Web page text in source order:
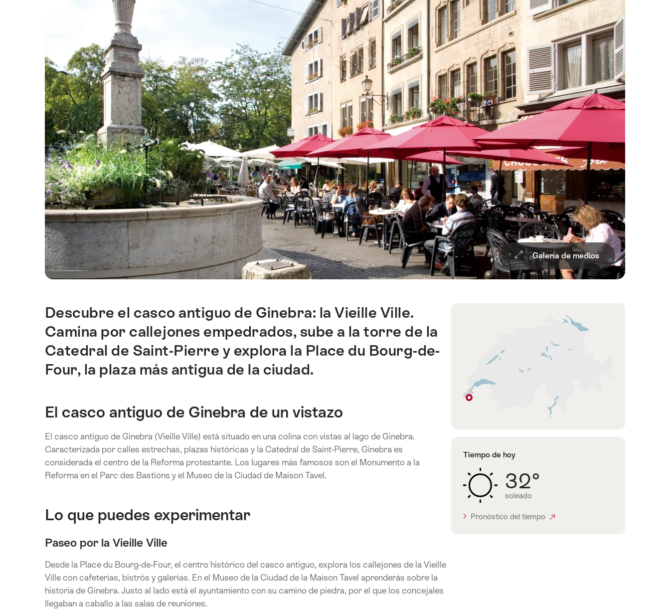
Galería de medios
Introducción
Descubre el casco antiguo de Ginebra: la Vieille Ville.
Camina por callejones empedrados, sube a la torre de la
Catedral de Saint-Pierre y explora la Place du Bourg-de-
Four, la plaza más antigua de la ciudad.
El casco antiguo de Ginebra de un vistazo
El casco antiguo de Ginebra (Vieille Ville) está situado en una colina con vistas al lago de Ginebra.
Caracterizada por calles estrechas, plazas históricas y la Catedral de Saint-Pierre, Ginebra es
considerada el centro de la Reforma protestante. Los lugares más famosos son el Monumento a la
Reforma en el Parc des Bastions y el Museo de la Ciudad de Maison Tavel.
Lo que puedes experimentar
Paseo por la Vieille Ville
Desde la Place du Bourg-de-Four, el centro histórico del casco antiguo, explora los callejones de la Vieille
Ville con cafeterías, bistrós y galerías. En el Museo de la Ciudad de la Maison Tavel aprenderás sobre la
historia de Ginebra. Justo al lado está el ayuntamiento con su camino de piedra, por el que los concejales
llegaban a caballo a las salas de reuniones.
Tiempo de hoy
32°
soleado
Pronóstico del tiempo